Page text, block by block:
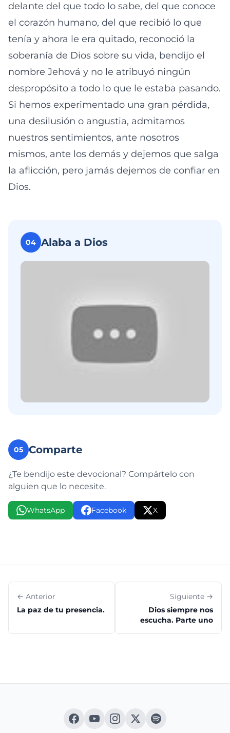
delante del que todo lo sabe, del que conoce
el corazón humano, del que recibió lo que
tenía y ahora le era quitado, reconoció la
soberanía de Dios sobre su vida, bendijo el
nombre Jehová y no le atribuyó ningún
despropósito a todo lo que le estaba pasando.
Si hemos experimentado una gran pérdida,
una desilusión o angustia, admitamos
nuestros sentimientos, ante nosotros
mismos, ante los demás y dejemos que salga
la aflicción, pero jamás dejemos de confiar en
Dios.
04 Alaba a Dios
05 Comparte
¿Te bendijo este devocional? Compártelo con
alguien que lo necesite.
WhatsApp Facebook X
← Anterior
La paz de tu presencia.
Siguiente →
Dios siempre nos
escucha. Parte uno